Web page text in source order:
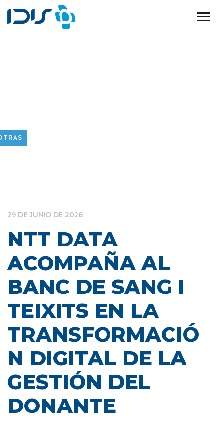
29 DE JUNIO DE 2026
NTT DATA
ACOMPAÑA AL
BANC DE SANG I
TEIXITS EN LA
TRANSFORMACIÓ
N DIGITAL DE LA
GESTIÓN DEL
DONANTE